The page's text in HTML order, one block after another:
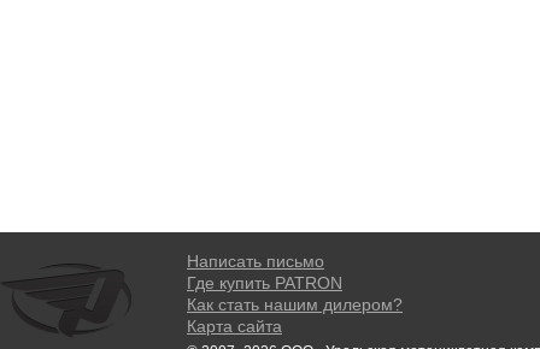
Написать письмо
Где купить PATRON
Как стать нашим дилером?
Карта сайта